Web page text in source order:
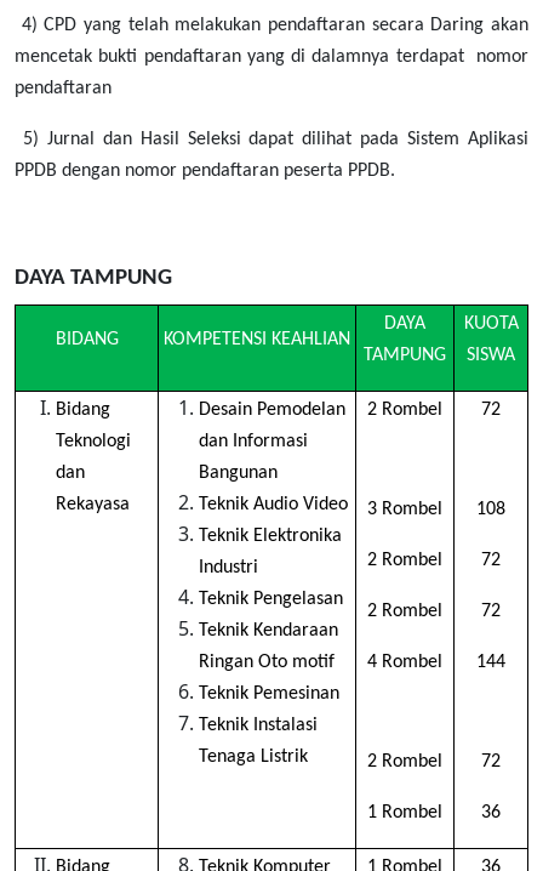
4) CPD yang telah melakukan pendaftaran secara Daring akan
mencetak bukti pendaftaran yang di dalamnya terdapat nomor
pendaftaran
5) Jurnal dan Hasil Seleksi dapat dilihat pada Sistem Aplikasi
PPDB dengan nomor pendaftaran peserta PPDB.
DAYA TAMPUNG
BIDANG KOMPETENSI KEAHLIAN
DAYA
TAMPUNG
KUOTA
SISWA
Bidang
Teknologi
dan
Rekayasa
Desain Pemodelan
dan Informasi
Bangunan
Teknik Audio Video
Teknik Elektronika
Industri
Teknik Pengelasan
Teknik Kendaraan
Ringan Oto motif
Teknik Pemesinan
Teknik Instalasi
Tenaga Listrik
2 Rombel
3 Rombel
2 Rombel
2 Rombel
4 Rombel
2 Rombel
1 Rombel
72
108
72
72
144
72
36